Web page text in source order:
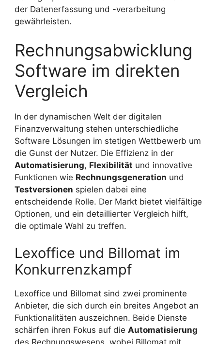
der Datenerfassung und -verarbeitung
gewährleisten.
Rechnungsabwicklung
Software im direkten
Vergleich
In der dynamischen Welt der digitalen
Finanzverwaltung stehen unterschiedliche
Software Lösungen im stetigen Wettbewerb um
die Gunst der Nutzer. Die Effizienz in der
Automatisierung, Flexibilität und innovative
Funktionen wie Rechnungsgeneration und
Testversionen spielen dabei eine
entscheidende Rolle. Der Markt bietet vielfältige
Optionen, und ein detaillierter Vergleich hilft,
die optimale Wahl zu treffen.
Lexoffice und Billomat im
Konkurrenzkampf
Lexoffice und Billomat sind zwei prominente
Anbieter, die sich durch ein breites Angebot an
Funktionalitäten auszeichnen. Beide Dienste
schärfen ihren Fokus auf die Automatisierung
des Rechnungswesens, wobei Billomat mit